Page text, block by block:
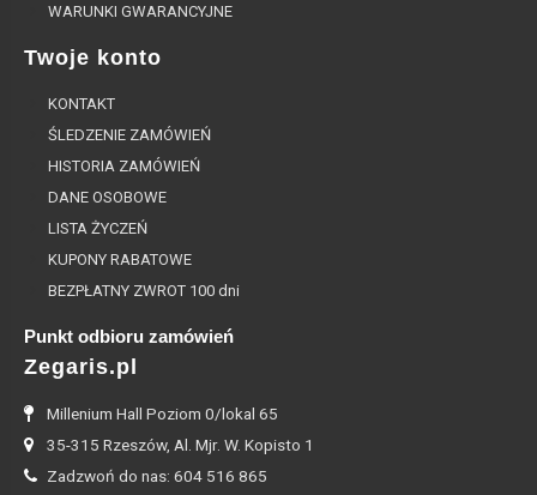
WARUNKI GWARANCYJNE
Twoje konto
KONTAKT
ŚLEDZENIE ZAMÓWIEŃ
HISTORIA ZAMÓWIEŃ
DANE OSOBOWE
LISTA ŻYCZEŃ
KUPONY RABATOWE
BEZPŁATNY ZWROT 100 dni
Punkt odbioru zamówień
Zegaris.pl
Millenium Hall Poziom 0/lokal 65
35-315 Rzeszów, Al. Mjr. W. Kopisto 1
Zadzwoń do nas: 604 516 865